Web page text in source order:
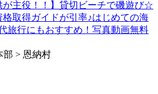
が主役！！】貸切ビーチで磯遊び☆
取得ガイドが引率♪はじめての海
旅行にもおすすめ！写真動画無料
部 > 恩納村